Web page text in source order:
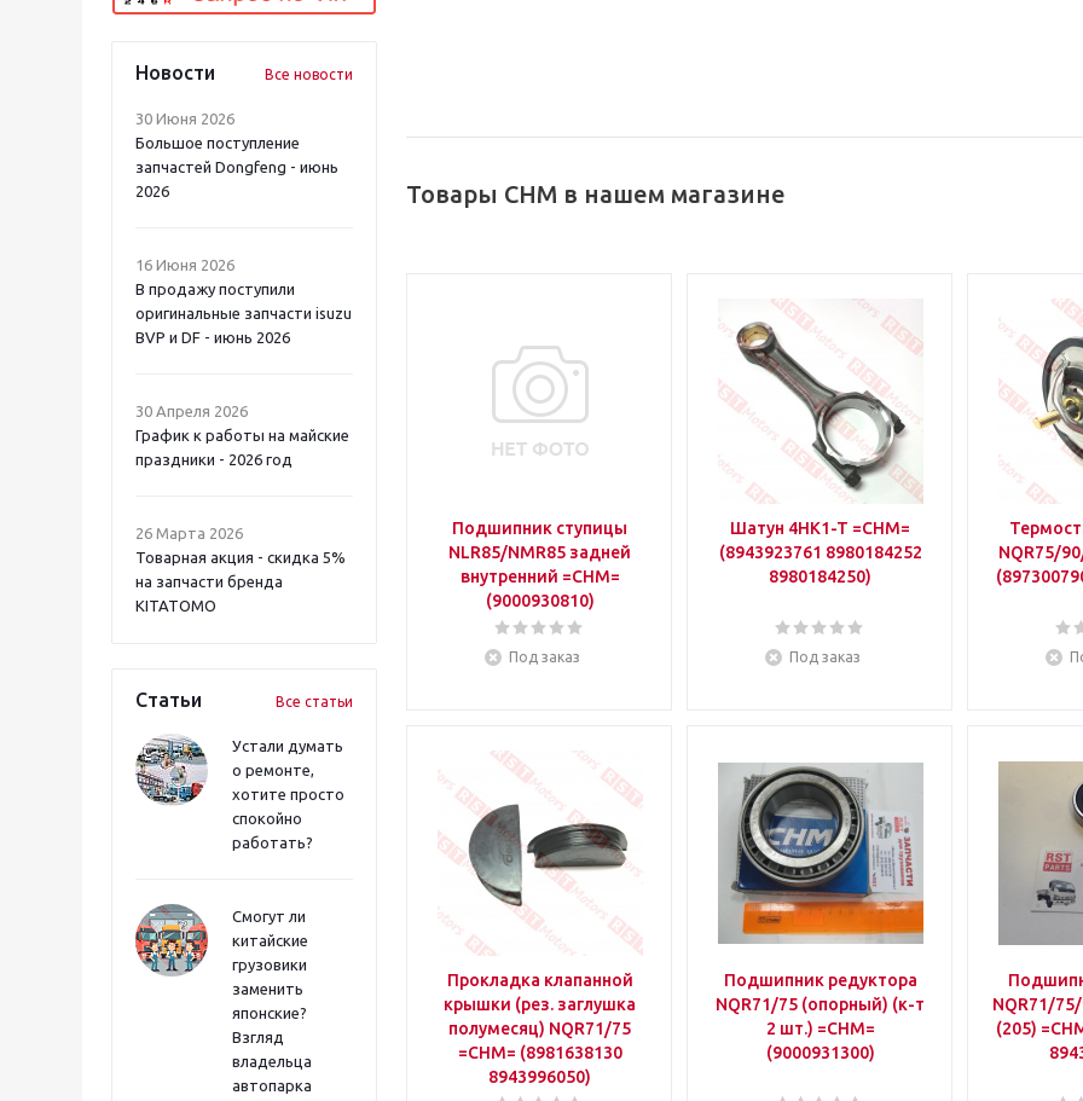
Новости Все новости
30 Июня 2026
Большое поступление
запчастей Dongfeng - июнь
2026
16 Июня 2026
В продажу поступили
оригинальные запчасти isuzu
BVP и DF - июнь 2026
30 Апреля 2026
График к работы на майские
праздники - 2026 год
26 Марта 2026
Товарная акция - скидка 5%
на запчасти бренда
KITATOMO
Статьи Все статьи
Устали думать
о ремонте,
хотите просто
спокойно
работать?
Смогут ли
китайские
грузовики
заменить
японские?
Взгляд
владельца
автопарка
Товары CHM в нашем магазине
Подшипник ступицы
NLR85/NMR85 задней
внутренний =CHM=
(9000930810)
Под заказ
Шатун 4HK1-T =CHM=
(8943923761 8980184252
8980184250)
Под заказ
NQR75/
Прокладка клапанной
крышки (рез. заглушка
полумесяц) NQR71/75
=CHM= (8981638130
8943996050)
Подшипник редуктора
NQR71/75 (опорный) (к-т
2 шт.) =CHM=
(9000931300)
NQR71/
(205)